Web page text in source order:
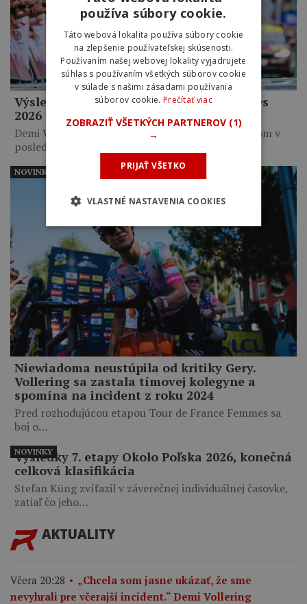
Výsledky 9. etapy Tour de France Femmes
2026
Demi Vollering zavŕšila zisk žltého dresu víťazstvom v
poslednej etape.…
Niewiadoma neustúpila od kritiky Gery.
Vollering sa zastala tímovej kolegyne a
spomína na incident z roku 2024
Pred rozhodujúcou etapou Tour de France Femmes sa
boj o…
NOVINKY
Výsledky 7. etapy Okolo Poľska 2026, konečná
celková klasifikácia
Stefan Küng zvíťazil v záverečnej individuálnej časovke,
zatiaľ čo jeho…
NOVINKY
AKTUALITY
Včera 20:28
„Chcela som jasne ukázať, že sme
nevyhrali pre včerajší incident.“ Demi Vollering
používa súbory cookie.
Táto webová lokalita používa súbory cookie
na zlepšenie používateľskej skúsenosti.
Používaním našej webovej lokality vyjadrujete
súhlas s používaním všetkých súborov cookie
v súlade s našimi zásadami používania
súborov cookie. Prečítať viac
ZOBRAZIŤ VŠETKÝCH PARTNEROV (1)
→
PRIJAŤ VŠETKO
VLASTNÉ NASTAVENIA COOKIES